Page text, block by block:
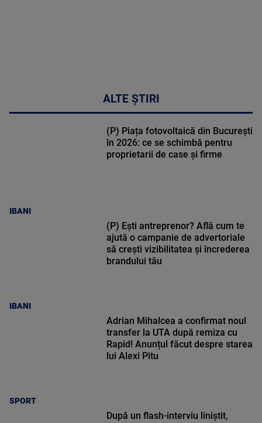
ALTE ȘTIRI
IBANI
(P) Piața fotovoltaică din București
în 2026: ce se schimbă pentru
proprietarii de case și firme
IBANI
(P) Ești antreprenor? Află cum te
ajută o campanie de advertoriale
să crești vizibilitatea și încrederea
brandului tău
SPORT
Adrian Mihalcea a confirmat noul
transfer la UTA după remiza cu
Rapid! Anunțul făcut despre starea
lui Alexi Pitu
După un flash-interviu liniștit,